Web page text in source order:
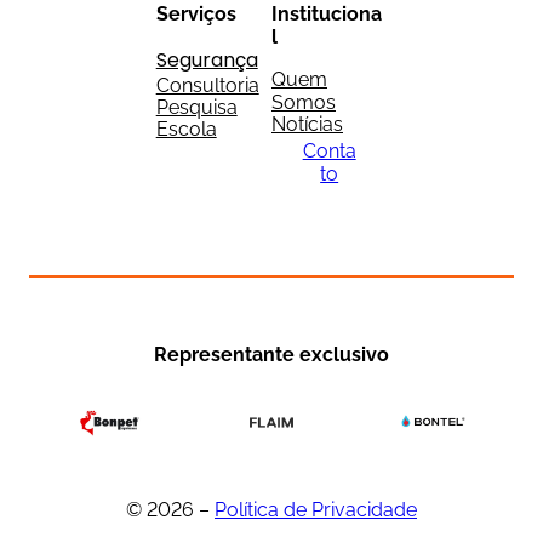
Serviços
Segurança
Consultoria
Pesquisa
Escola
Instituciona
l
Quem
Somos
Notícias
Conta
to
Representante exclusivo
© 2026 – Política de Privacidade